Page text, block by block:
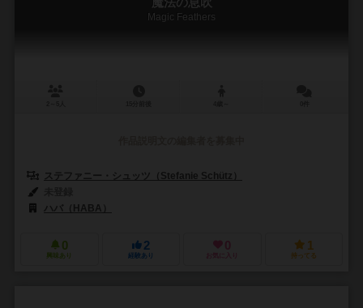
Magic Feathers
ステファニー・シュッツ（Stefanie Schütz）
ハバ（HABA）
0
興味あり
2
経験あり
0
お気に入り
1
持ってる